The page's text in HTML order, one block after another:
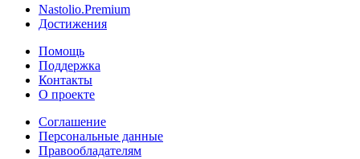
Nastolio.Premium
Достижения
Помощь
Поддержка
Контакты
О проекте
Соглашение
Персональные данные
Правообладателям